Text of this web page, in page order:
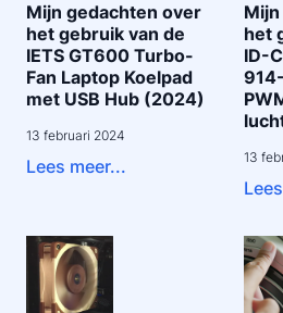
Mijn gedachten over
het gebruik van de
IETS GT600 Turbo-
Fan Laptop Koelpad
met USB Hub (2024)
13 februari 2024
Lees meer...
het
ID-
13